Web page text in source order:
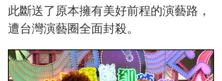
此斷送了原本擁有美好前程的演藝路，
遭台灣演藝圈全面封殺。